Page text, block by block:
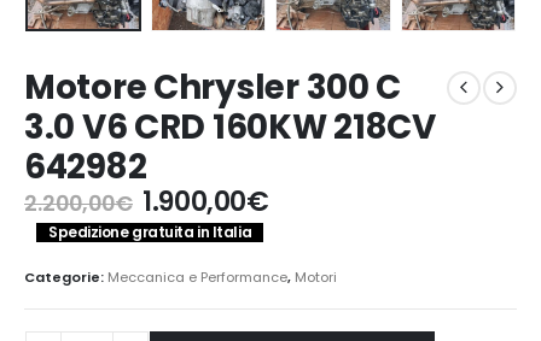
Motore Chrysler 300 C
3.0 V6 CRD 160KW 218CV
642982
2.200,00€ Il
prezzo
originale
era:
2.200,00€.
1.900,00€Il
è:
1.900,00€.
Spedizione gratuita in Italia
Categorie: Meccanica e Performance, Motori